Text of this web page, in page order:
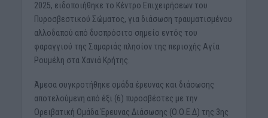
2025, ειδοποιήθηκε το Κέντρο Επιχειρήσεων του
Πυροσβεστικού Σώματος, για διάσωση τραυματισμένου
αλλοδαπού από δυσπρόσιτο σημείο εντός του
φαραγγιού της Σαμαριάς πλησίον της περιοχής Αγία
Ρουμέλη στα Χανιά Κρήτης.
Άμεσα συγκροτήθηκε ομάδα έρευνας και διάσωσης
αποτελούμενη από έξι (6) πυροσβέστες με την
Ορειβατική Ομάδα Έρευνας Διάσωσης (Ο.Ο.Ε.Δ) της 3ης